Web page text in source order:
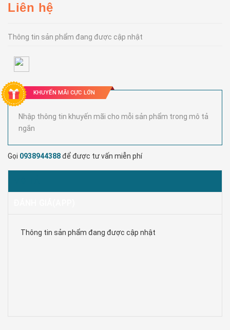
Liên hệ
Thông tin sản phẩm đang được cập nhật
KHUYẾN MÃI CỰC LỚN
Nhập thông tin khuyến mãi cho mỗi sản phẩm trong mô tả
ngắn
Gọi 0938944388để được tư vấn miễn phí
Thông tin sản phẩm đang được cập nhật